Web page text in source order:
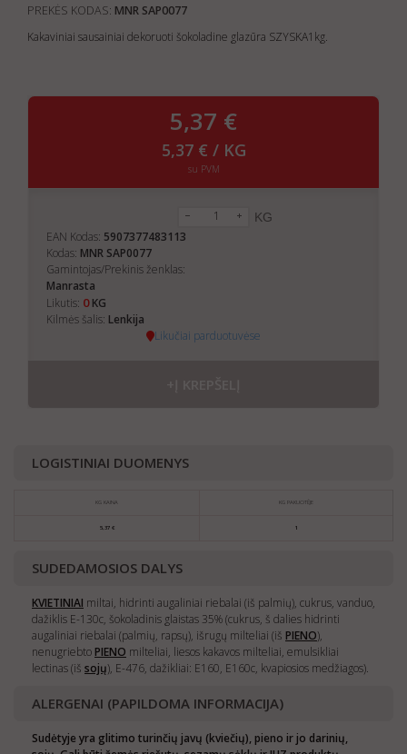
PREKĖS KODAS: MNR SAP0077
Kakaviniai sausainiai dekoruoti šokoladine glazūra SZYSKA1kg.
5,37 €
5,37 € / KG
su PVM
KG
EAN Kodas: 5907377483113
Kodas: MNR SAP0077
Gamintojas/Prekinis ženklas:
Manrasta
Likutis: 0KG
Kilmės šalis: Lenkija
Likučiai parduotuvėse
LOGISTINIAI DUOMENYS
KG KAINA KG PAKUOTĖJE
5,37 € 1
SUDEDAMOSIOS DALYS
KVIETINIAI miltai, hidrinti augaliniai riebalai (iš palmių), cukrus, vanduo,
dažiklis E-130c, šokoladinis glaistas 35% (cukrus, š dalies hidrinti
augaliniai riebalai (palmių, rapsų), išrugų milteliai (iš PIENO),
nenugriebtoPIENO milteliai, liesos kakavos milteliai, emulsikliai
lectinas (iš sojų), E-476, dažikliai: E160, E160c, kvapiosios medžiagos).
ALERGENAI (PAPILDOMA INFORMACIJA)
Sudėtyje yra glitimo turinčių javų (kviečių), pieno ir jo darinių,